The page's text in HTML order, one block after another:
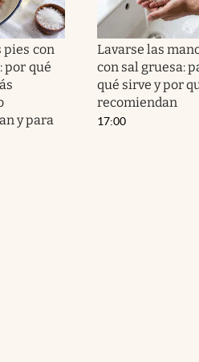
pies con
por qué
y para
Lavarse las
con sal gruesa:
qué sirve y por
recomiendan
17:00